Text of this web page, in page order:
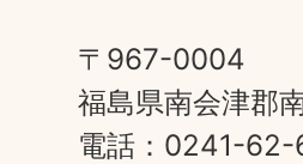
〒967-0004
福島県南会津郡
電話：0241-